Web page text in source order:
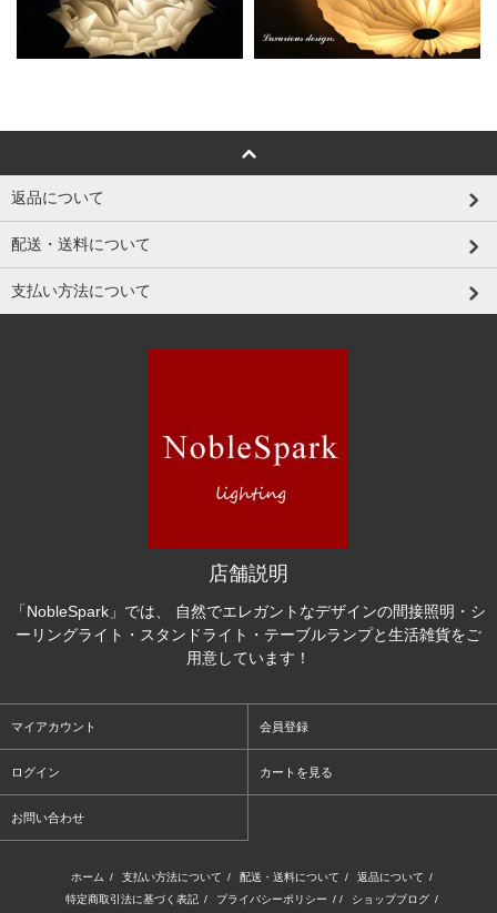
返品について
配送・送料について
支払い方法について
店舗説明
「NobleSpark」では、 自然でエレガントなデザインの間接照明・シ
ーリングライト・スタンドライト・テーブルランプと生活雑貨をご
用意しています！
マイアカウント 会員登録
ログイン カートを見る
お問い合わせ
ホーム / 支払い方法について / 配送・送料について / 返品について /
特定商取引法に基づく表記 / プライバシーポリシー / / ショップブログ /